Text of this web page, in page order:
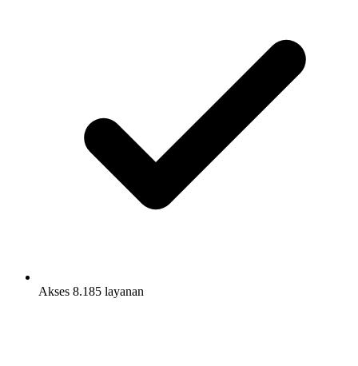
Akses 8.185 layanan